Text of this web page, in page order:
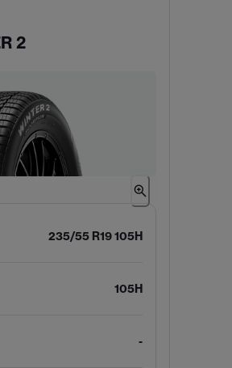
2
235/55 R19 105H
105H
-